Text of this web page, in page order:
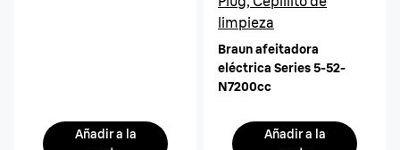
Añadir a la
limpieza
Braun afeitadora
eléctrica Series 5-52-
N7200cc
Añadir a la